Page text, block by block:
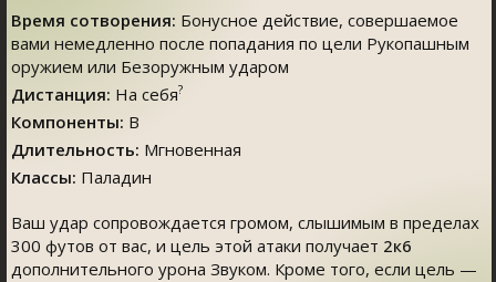
Время сотворения: Бонусное действие, совершаемое
вами немедленно после попадания по цели Рукопашным
оружием или Безоружным ударом
Дистанция: На себя?
Компоненты: В
Длительность: Мгновенная
Классы: Паладин
Ваш удар сопровождается громом, слышимым в пределах
300 футов от вас, и цель этой атаки получает 2к6
дополнительного урона Звуком. Кроме того, если цель —